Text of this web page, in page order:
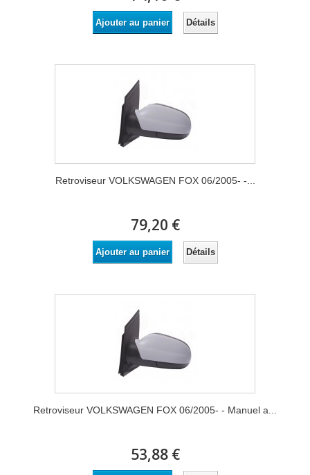
Ajouter au panier Détails
Retroviseur VOLKSWAGEN FOX 06/2005- -...
79,20 €
Ajouter au panier Détails
Retroviseur VOLKSWAGEN FOX 06/2005- - Manuel a...
53,88 €